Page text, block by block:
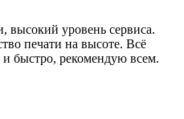
высокий уровень сервиса.
печати на высоте. Всё
быстро, рекомендую всем.